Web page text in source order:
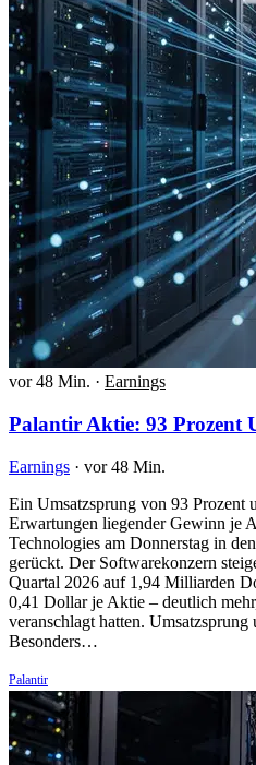
vor 48 Min. · Earnings
Palantir Aktie: 93 Prozent
Earnings · vor 48 Min.
Ein Umsatzsprung von 93 Prozent
Erwartungen liegender Gewinn je
Technologies am Donnerstag in
gerückt. Der Softwarekonzern
Quartal 2026 auf 1,94 Milliarden
0,41 Dollar je Aktie – deutlich
veranschlagt hatten. Umsatzsprung
Besonders…
Palantir